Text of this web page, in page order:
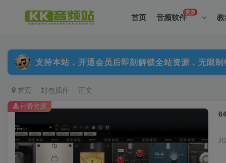
首页 音频软件资源
支持本站，开通会员后即刻解锁全站资源，无限制
首页 封包插件 正文
付费资源